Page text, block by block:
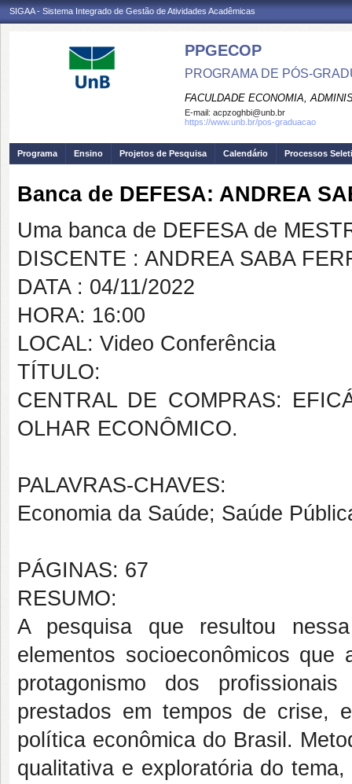
SIGAA - Sistema Integrado de Gestão de Atividades Acadêmicas
PPGECOP
PROGRAMA DE PÓS-
FACULDADE ECONOMIA,
E-mail: acpzoghbi@unb.br
https://www.unb.br/pos-graduacao
Programa Ensino Projetos de Pesquisa Calendário Processos
Banca de DEFESA: ANDREA
Uma banca de DEFESA de
DISCENTE : ANDREA SABA
DATA : 04/11/2022
HORA: 16:00
LOCAL: Video Conferência
TÍTULO:
CENTRAL DE COMPRAS:
OLHAR ECONÔMICO.
PALAVRAS-CHAVES:
Economia da Saúde; Saúde
PÁGINAS: 67
RESUMO:
A pesquisa que resultou
elementos socioeconômicos
protagonismo dos
prestados em tempos de crise,
política econômica do Brasil.
qualitativa e exploratória do